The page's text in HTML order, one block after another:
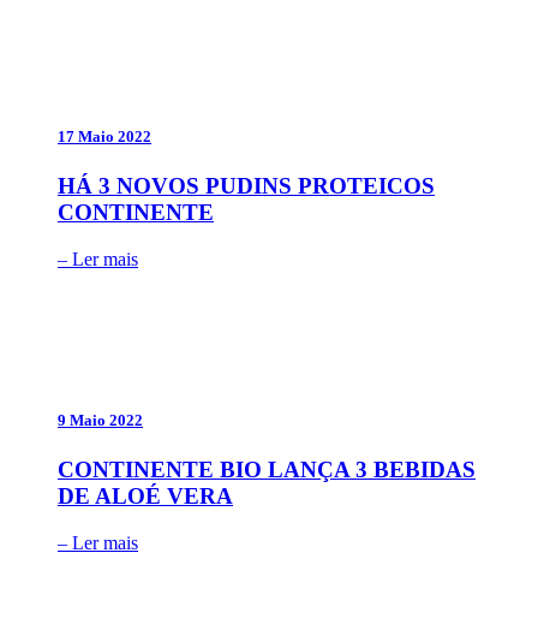
17 Maio 2022
HÁ 3 NOVOS PUDINS PROTEICOS
CONTINENTE
– Ler mais
9 Maio 2022
CONTINENTE BIO LANÇA 3 BEBIDAS
DE ALOÉ VERA
– Ler mais